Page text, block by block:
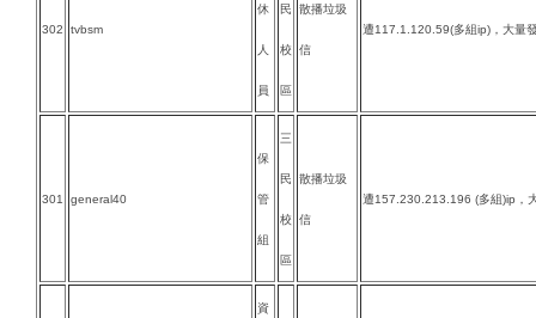
302 tvbsm
休
人
員
民
校
區
散播垃圾
信
遭117.1.120.59(多組ip)，大量
301 general40
保
管
組
三
民
校
區
散播垃圾
信
遭157.230.213.196 (多組)ip，
資